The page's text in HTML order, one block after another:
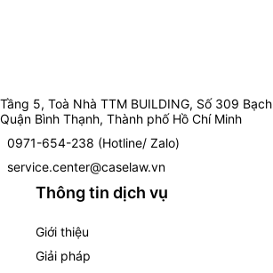
Tầng 5, Toà Nhà TTM BUILDING, Số 309
Quận Bình Thạnh, Thành phố Hồ Chí Minh
0971-654-238 (Hotline/ Zalo)
service.center@caselaw.vn
Thông tin dịch vụ
Giới thiệu
Giải pháp